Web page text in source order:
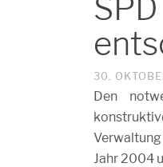
30.
Den
Jahr 2004